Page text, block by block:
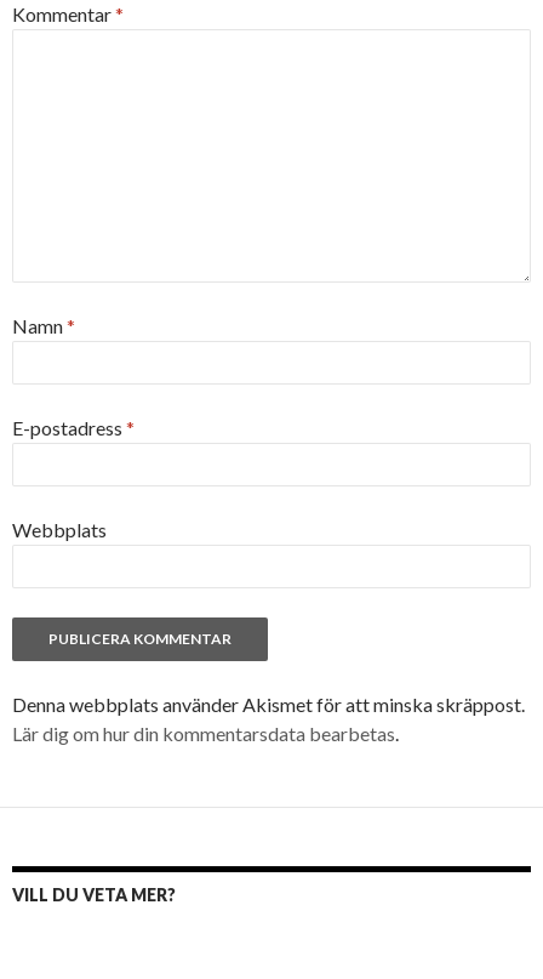
Kommentar*
Namn*
E-postadress *
Webbplats
Denna webbplats använder Akismet för att minska skräppost.
Lär dig om hur din kommentarsdata bearbetas.
VILL DU VETA MER?